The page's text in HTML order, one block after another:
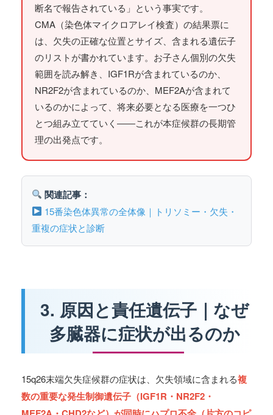
断名で報告されている」という事実です。
CMA（染色体マイクロアレイ検査）の結果票に
は、欠失の正確な位置とサイズ、含まれる遺伝子
のリストが書かれています。お子さん個別の欠失
範囲を読み解き、IGF1Rが含まれているのか、
NR2F2が含まれているのか、MEF2Aが含まれて
いるのかによって、将来必要となる医療を一つひ
とつ組み立てていく――これが本症候群の長期管
理の出発点です。
関連記事：
15番染色体異常の全体像｜トリソミー・欠失・
重複の症状と診断
3. 原因と責任遺伝子｜なぜ
多臓器に症状が出るのか
15q26末端欠失症候群の症状は、欠失領域に含まれる複
数の重要な発生制御遺伝子（IGF1R・NR2F2・